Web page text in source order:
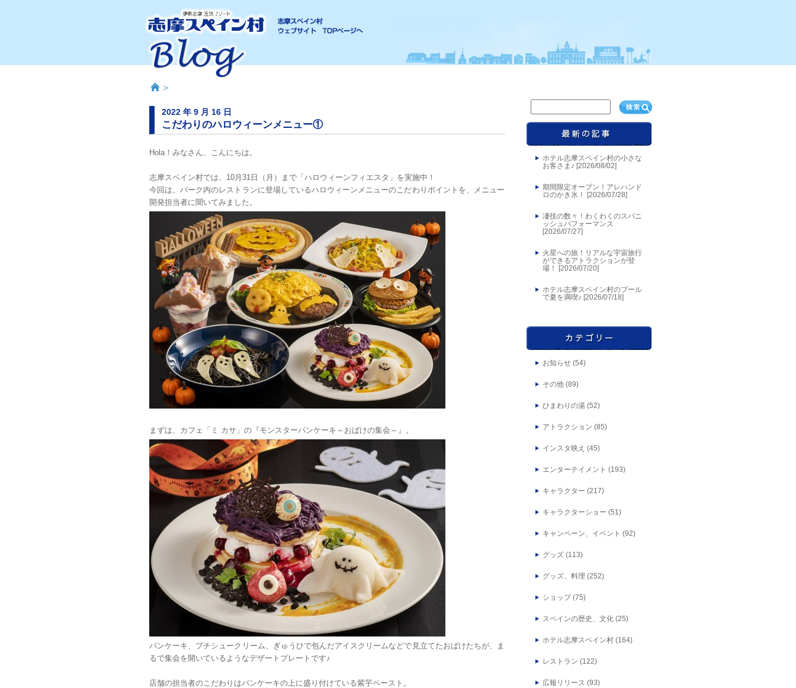
>
2022 年 9 月 16 日
こだわりのハロウィーンメニュー①
Hola！みなさん、こんにちは。
志摩スペイン村では、10月31日（月）まで「ハロウィーンフィエスタ」を実施中！
今回は、パーク内のレストランに登場しているハロウィーンメニューのこだわりポイントを、メニュー
開発担当者に聞いてみました。
まずは、カフェ「ミ カサ」の『モンスターパンケーキ～おばけの集会～』。
パンケーキ、プチシュークリーム、ぎゅうひで包んだアイスクリームなどで見立てたおばけたちが、ま
るで集会を開いているようなデザートプレートです♪
店舗の担当者のこだわりはパンケーキの上に盛り付けている紫芋ペースト。
ホテル志摩スペイン村の小さな
お客さま♪ [2026/08/02]
期間限定オープン！アレハンド
ロのかき氷！ [2026/07/28]
凄技の数々！わくわくのスパニ
ッシュパフォーマンス
[2026/07/27]
火星への旅！リアルな宇宙旅行
ができるアトラクションが登
場！ [2026/07/20]
ホテル志摩スペイン村のプール
で夏を満喫♪ [2026/07/18]
お知らせ (54)
その他 (89)
ひまわりの湯 (52)
アトラクション (85)
インスタ映え (45)
エンターテイメント (193)
キャラクター (217)
キャラクターショー (51)
キャンペーン、イベント (92)
グッズ (113)
グッズ、料理 (252)
ショップ(75)
スペインの歴史、文化 (25)
ホテル志摩スペイン村 (164)
レストラン (122)
広報リリース (93)